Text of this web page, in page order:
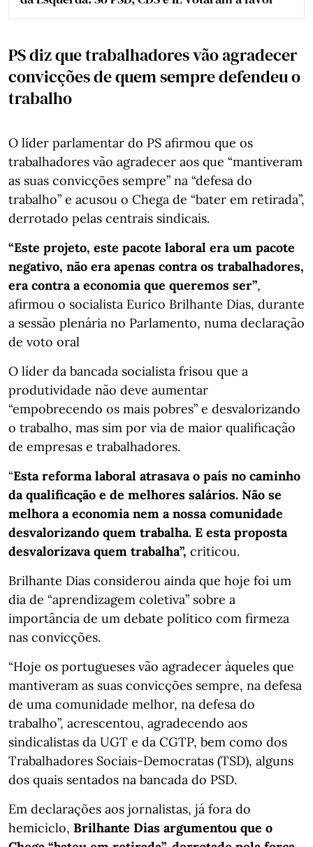
PS diz que trabalhadores vão agradecer
convicções de quem sempre defendeu o
trabalho
O líder parlamentar do PS afirmou que os
trabalhadores vão agradecer aos que “mantiveram
as suas convicções sempre” na “defesa do
trabalho” e acusou o Chega de “bater em retirada”,
derrotado pelas centrais sindicais.
“Este projeto, este pacote laboral era um pacote
negativo, não era apenas contra os trabalhadores,
era contra a economia que queremos ser”,
afirmou o socialista Eurico Brilhante Dias, durante
a sessão plenária no Parlamento, numa declaração
de voto oral
O líder da bancada socialista frisou que a
produtividade não deve aumentar
“empobrecendo os mais pobres” e desvalorizando
o trabalho, mas sim por via de maior qualificação
de empresas e trabalhadores.
“Esta reforma laboral atrasava o país no caminho
da qualificação e de melhores salários. Não se
melhora a economia nem a nossa comunidade
desvalorizando quem trabalha. E esta proposta
desvalorizava quem trabalha”, criticou.
Brilhante Dias considerou ainda que hoje foi um
dia de “aprendizagem coletiva” sobre a
importância de um debate político com firmeza
nas convicções.
“Hoje os portugueses vão agradecer àqueles que
mantiveram as suas convicções sempre, na defesa
de uma comunidade melhor, na defesa do
trabalho”, acrescentou, agradecendo aos
sindicalistas da UGT e da CGTP, bem como dos
Trabalhadores Sociais-Democratas (TSD), alguns
dos quais sentados na bancada do PSD.
Em declarações aos jornalistas, já fora do
hemiciclo, Brilhante Dias argumentou que o